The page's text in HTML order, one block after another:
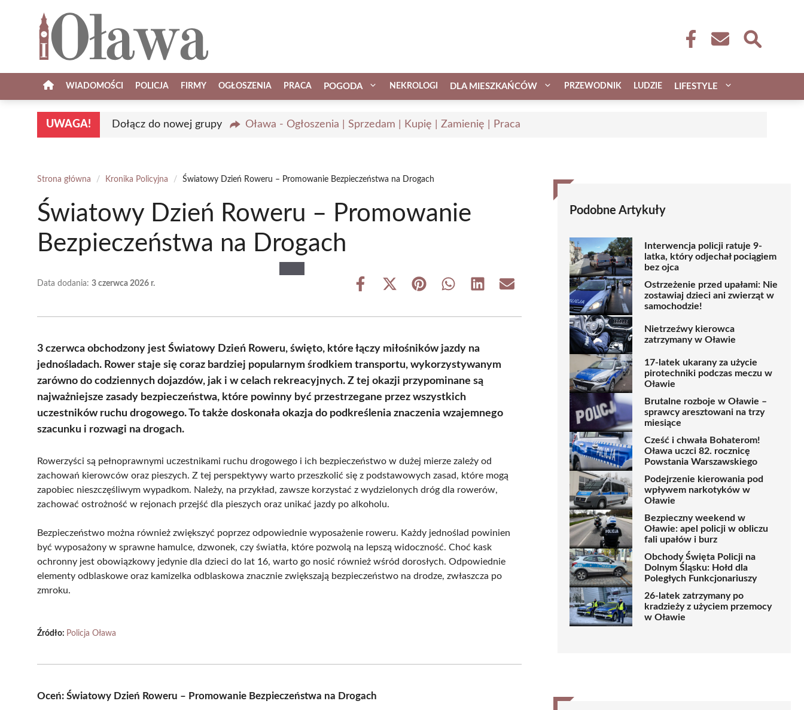
WIADOMOŚCI POLICJA FIRMY OGŁOSZENIA PRACA POGODA NEKROLOGI DLA MIESZKAŃCÓW PRZEWODNIK LUDZIE LIFESTYLE
UWAGA! Dołącz do nowej grupy Oława - Ogłoszenia | Sprzedam | Kupię | Zamienię | Praca
Strona główna / Kronika Policyjna / Światowy Dzień Roweru – Promowanie Bezpieczeństwa na Drogach
Światowy Dzień Roweru – Promowanie
Bezpieczeństwa na Drogach
Data dodania: 3 czerwca 2026 r.
Share
Share
(Twitter)
Share Share Share Share
3 czerwca obchodzony jest Światowy Dzień Roweru, święto, które łączy miłośników jazdy na
jednośladach. Rower staje się coraz bardziej popularnym środkiem transportu, wykorzystywanym
zarówno do codziennych dojazdów, jak i w celach rekreacyjnych. Z tej okazji przypominane są
najważniejsze zasady bezpieczeństwa, które powinny być przestrzegane przez wszystkich
uczestników ruchu drogowego. To także doskonała okazja do podkreślenia znaczenia wzajemnego
szacunku i rozwagi na drogach.
Rowerzyści są pełnoprawnymi uczestnikami ruchu drogowego i ich bezpieczeństwo w dużej mierze zależy od
zachowań kierowców oraz pieszych. Z tej perspektywy warto przeszkolić się z podstawowych zasad, które mogą
zapobiec nieszczęśliwym wypadkom. Należy, na przykład, zawsze korzystać z wydzielonych dróg dla rowerów,
zachować ostrożność w rejonach przejść dla pieszych oraz unikać jazdy po alkoholu.
Bezpieczeństwo można również zwiększyć poprzez odpowiednie wyposażenie roweru. Każdy jednoślad powinien
być wyposażony w sprawne hamulce, dzwonek, czy światła, które pozwolą na lepszą widoczność. Choć kask
ochronny jest obowiązkowy jedynie dla dzieci do lat 16, warto go nosić również wśród dorosłych. Odpowiednie
elementy odblaskowe oraz kamizelka odblaskowa znacznie zwiększają bezpieczeństwo na drodze, zwłaszcza po
zmroku.
Źródło: Policja Oława
Oceń: Światowy Dzień Roweru – Promowanie Bezpieczeństwa na Drogach
Podobne Artykuły
Interwencja policji ratuje 9-
latka, który odjechał pociągiem
bez ojca
Ostrzeżenie przed upałami: Nie
zostawiaj dzieci ani zwierząt w
samochodzie!
Nietrzeźwy kierowca
zatrzymany w Oławie
17-latek ukarany za użycie
pirotechniki podczas meczu w
Oławie
Brutalne rozboje w Oławie –
sprawcy aresztowani na trzy
miesiące
Cześć i chwała Bohaterom!
Oława uczci 82. rocznicę
Powstania Warszawskiego
Podejrzenie kierowania pod
wpływem narkotyków w
Oławie
Bezpieczny weekend w
Oławie: apel policji w obliczu
fali upałów i burz
Obchody Święta Policji na
Dolnym Śląsku: Hołd dla
Poległych Funkcjonariuszy
26-latek zatrzymany po
kradzieży z użyciem przemocy
w Oławie